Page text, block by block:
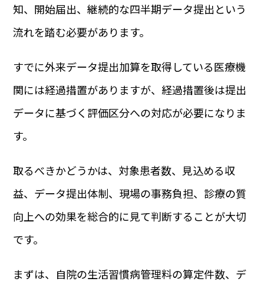
知、開始届出、継続的な四半期データ提出という
流れを踏む必要があります。
すでに外来データ提出加算を取得している医療機
関には経過措置がありますが、経過措置後は提出
データに基づく評価区分への対応が必要になりま
す。
取るべきかどうかは、対象患者数、見込める収
益、データ提出体制、現場の事務負担、診療の質
向上への効果を総合的に見て判断することが大切
です。
まずは、自院の生活習慣病管理料の算定件数、デ